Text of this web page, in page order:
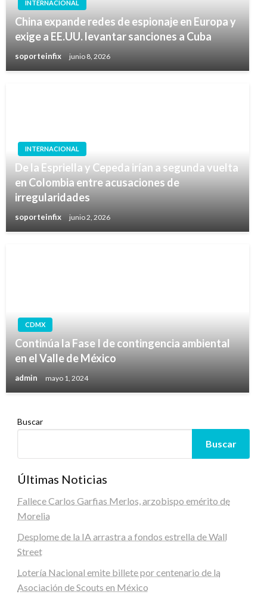
INTERNACIONAL
China expande redes de espionaje en Europa y
exige a EE.UU. levantar sanciones a Cuba
soporteinfix junio 8, 2026
INTERNACIONAL
De la Espriella y Cepeda irían a segunda vuelta
en Colombia entre acusaciones de
irregularidades
soporteinfix junio 2, 2026
CDMX
Continúa la Fase I de contingencia ambiental
en el Valle de México
admin mayo 1, 2024
Buscar
Buscar
Últimas Noticias
Fallece Carlos Garfias Merlos, arzobispo emérito de
Morelia
Desplome de la IA arrastra a fondos estrella de Wall
Street
Lotería Nacional emite billete por centenario de la
Asociación de Scouts en México